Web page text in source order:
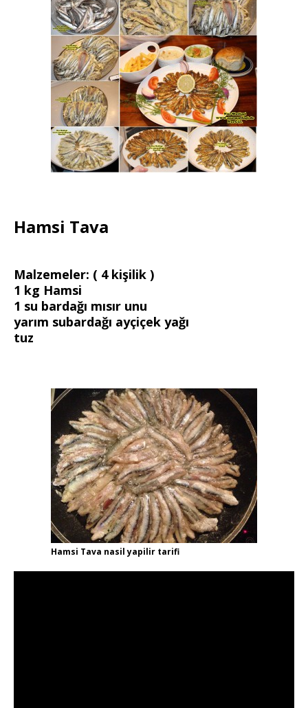
Hamsi Tava
Malzemeler: ( 4 kişilik )
1 kg Hamsi
1 su bardağı mısır unu
yarım subardağı ayçiçek yağı
tuz
Hamsi Tava nasil yapilir tarifi